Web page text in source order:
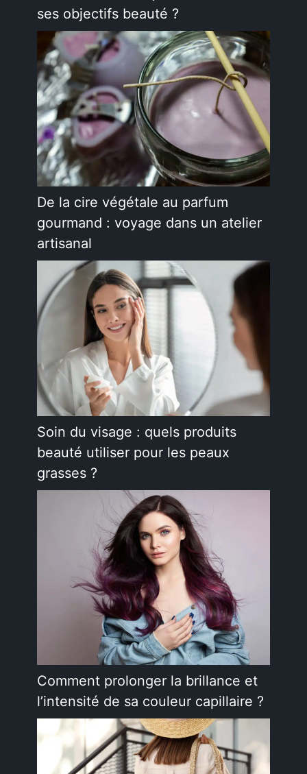
ses objectifs beauté ?
De la cire végétale au parfum
gourmand : voyage dans un atelier
artisanal
Soin du visage : quels produits
beauté utiliser pour les peaux
grasses ?
Comment prolonger la brillance et
l’intensité de sa couleur capillaire ?